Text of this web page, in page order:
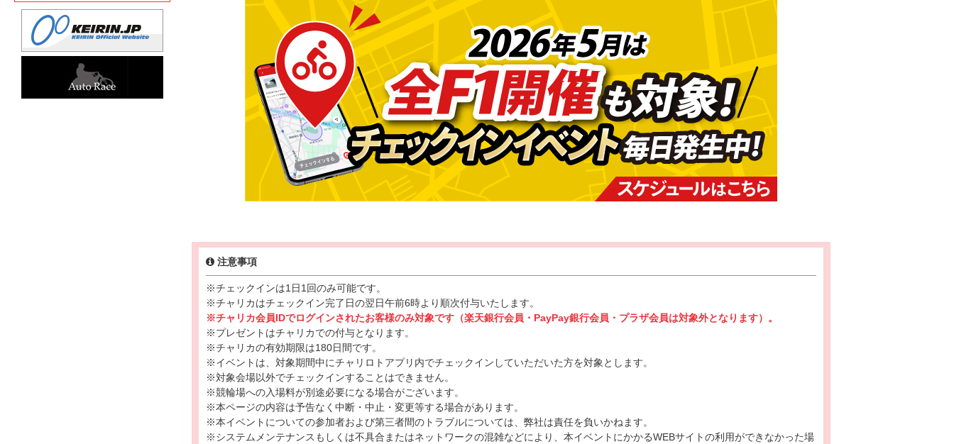
注意事項
※チェックインは1日1回のみ可能です。
※チャリカはチェックイン完了日の翌日午前6時より順次付与いたします。
※チャリカ会員IDでログインされたお客様のみ対象です（楽天銀行会員・PayPay銀行会員・プラザ会員は対象外となります）。
※プレゼントはチャリカでの付与となります。
※チャリカの有効期限は180日間です。
※イベントは、対象期間中にチャリロトアプリ内でチェックインしていただいた方を対象とします。
※対象会場以外でチェックインすることはできません。
※競輪場への入場料が別途必要になる場合がございます。
※本ページの内容は予告なく中断・中止・変更等する場合があります。
※本イベントについての参加者および第三者間のトラブルについては、弊社は責任を負いかねます。
※システムメンテナンスもしくは不具合またはネットワークの混雑などにより、本イベントにかかるWEBサイトの利用ができなかった場